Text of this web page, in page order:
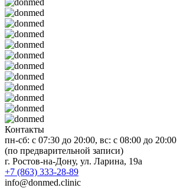
Контакты
пн-сб: c 07:30 до 20:00, вс: с 08:00 до 20:00
(по предварительной записи)
г. Ростов-на-Дону, ул. Ларина, 19а
+7 (863) 333-28-89
info@donmed.clinic